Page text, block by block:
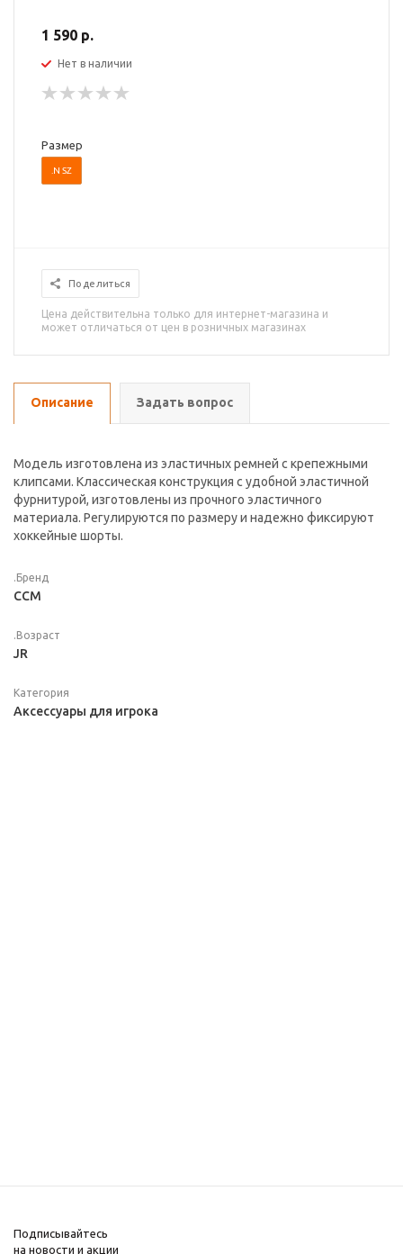
1 590 р.
Нет в наличии
Размер
.N SZ
Поделиться
Цена действительна только для интернет-магазина и
может отличаться от цен в розничных магазинах
Описание Задать вопрос
Модель изготовлена из эластичных ремней с крепежными
клипсами. Классическая конструкция с удобной эластичной
фурнитурой, изготовлены из прочного эластичного
материала. Регулируются по размеру и надежно фиксируют
хоккейные шорты.
.Бренд
CCM
.Возраст
JR
Категория
Аксессуары для игрока
Подписывайтесь
на новости и акции